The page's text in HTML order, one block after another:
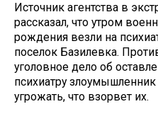
Источник агентства в
рассказал, что утром
рождения везли на
поселок Базилевка.
уголовное дело об
психиатру злоумышленник
угрожать, что взорвет их.